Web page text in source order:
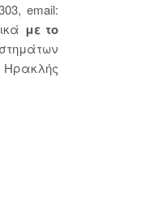
email:
με το